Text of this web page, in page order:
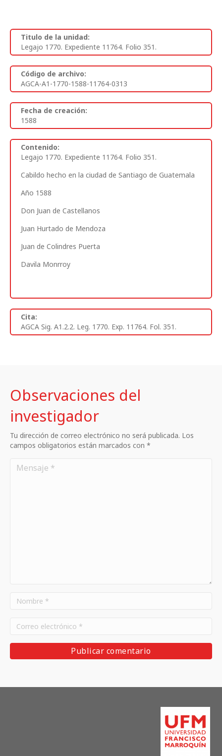
Titulo de la unidad:
Legajo 1770. Expediente 11764. Folio 351.
Código de archivo:
AGCA-A1-1770-1588-11764-0313
Fecha de creación:
1588
Contenido:
Legajo 1770. Expediente 11764. Folio 351 .
Cabildo hecho en la ciudad de Santiago de Guatemala
Año 1588
Don Juan de Castellanos
Juan Hurtado de Mendoza
Juan de Colindres Puerta
Davila Monrroy
Cita:
AGCA Sig. A1.2.2. Leg. 1770. Exp. 11764. Fol. 351.
Observaciones del
investigador
Tu dirección de correo electrónico no será publicada. Los
campos obligatorios están marcados con *